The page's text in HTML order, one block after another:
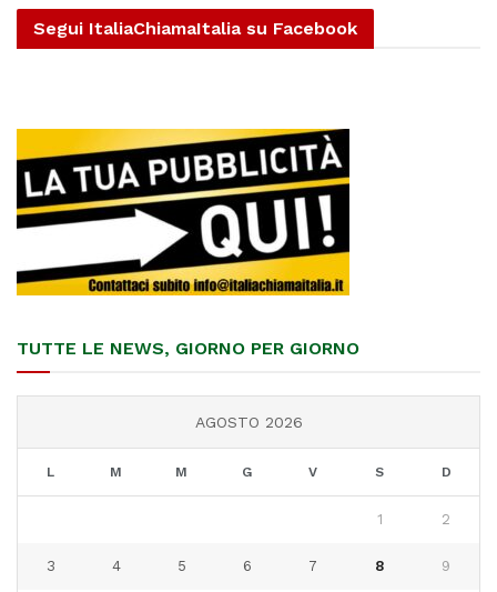
Segui ItaliaChiamaItalia su Facebook
TUTTE LE NEWS, GIORNO PER GIORNO
AGOSTO 2026
L M M G V S D
1 2
3 4 5 6 7 8 9